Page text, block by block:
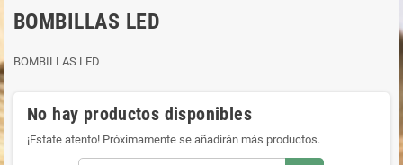
BOMBILLAS LED
BOMBILLAS LED
No hay productos disponibles
¡Estate atento! Próximamente se añadirán más productos.